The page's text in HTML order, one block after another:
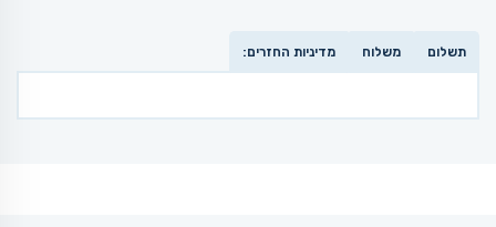
תשלום משלוח מדיניות החזרים: